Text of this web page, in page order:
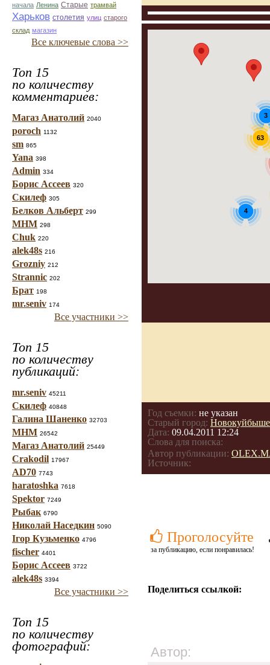
начала Ленина Старые трамвай
Харьков столетия улиц старого
склад магазин
Все ключевые слова >>
Топ 15
по количеству
комментариев:
Магаз Анатолий 2040
poroch 1132
sm 865
Yana 398
Admin 334
Борис Ассеев 320
Скилеф 305
Белков Альберт 299
МНМ 298
Chuk 220
alek48s 216
Grozniy 212
Strannic 202
Брат 198
mr.seniv 174
Все участники >>
Топ 15
по количеству
публикаций:
mr.seniv 45211
Скилеф 40848
Галина Шаненко 32703
МНМ 26542
Магаз Анатолий 25449
Crakodil 17967
AD70 7743
haratoshka 7618
Spektor 7249
Рыбак 6790
Николай Наседкин 5090
Ігор Кузьменко 4796
fischer 4401
Борис Ассеев 3722
alek48s 3394
Все участники >>
Топ 15
по количеству
фотографий:
63
4
3
Год съемки: не указан
Старый город:
Дата: 09.04.2011 12:24
Слова для поиска:
Автор публикации:
Источник:
Проголосуйте
за публикацию, если понравилась!
Поделиться ссылкой:
Автор: